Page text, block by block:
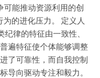
可能推动资源利用的创
的进化压力。 定义人
律的特征由一致性、
遍特征使个体能够调整
了可靠性，而自我控制
导向驱动专注和毅力。